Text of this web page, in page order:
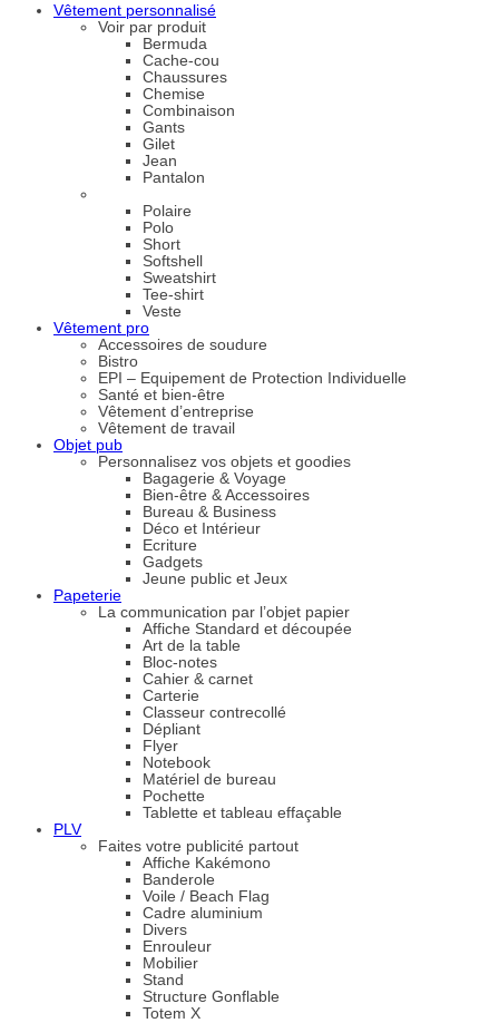
Vêtement personnalisé
Voir par produit
Bermuda
Cache-cou
Chaussures
Chemise
Combinaison
Gants
Gilet
Jean
Pantalon
Polaire
Polo
Short
Softshell
Sweatshirt
Tee-shirt
Veste
Vêtement pro
Accessoires de soudure
Bistro
EPI – Equipement de Protection Individuelle
Santé et bien-être
Vêtement d’entreprise
Vêtement de travail
Objet pub
Personnalisez vos objets et goodies
Bagagerie & Voyage
Bien-être & Accessoires
Bureau & Business
Déco et Intérieur
Ecriture
Gadgets
Jeune public et Jeux
Papeterie
La communication par l’objet papier
Affiche Standard et découpée
Art de la table
Bloc-notes
Cahier & carnet
Carterie
Classeur contrecollé
Dépliant
Flyer
Notebook
Matériel de bureau
Pochette
Tablette et tableau effaçable
PLV
Faites votre publicité partout
Affiche Kakémono
Banderole
Voile / Beach Flag
Cadre aluminium
Divers
Enrouleur
Mobilier
Stand
Structure Gonflable
Totem X